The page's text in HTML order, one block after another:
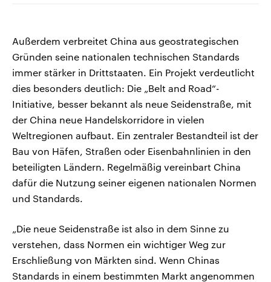
Außerdem verbreitet China aus geostrategischen
Gründen seine nationalen technischen Standards
immer stärker in Drittstaaten. Ein Projekt verdeutlicht
dies besonders deutlich: Die „Belt and Road“-
Initiative, besser bekannt als neue Seidenstraße, mit
der China neue Handelskorridore in vielen
Weltregionen aufbaut. Ein zentraler Bestandteil ist der
Bau von Häfen, Straßen oder Eisenbahnlinien in den
beteiligten Ländern. Regelmäßig vereinbart China
dafür die Nutzung seiner eigenen nationalen Normen
und Standards.
„Die neue Seidenstraße ist also in dem Sinne zu
verstehen, dass Normen ein wichtiger Weg zur
Erschließung von Märkten sind. Wenn Chinas
Standards in einem bestimmten Markt angenommen